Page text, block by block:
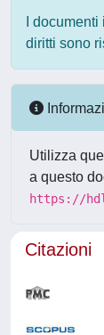
I
diritti sono
Utilizza
a questo
https://
Citazioni